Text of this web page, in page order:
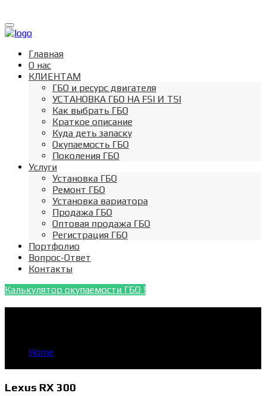
Toggle
navigation
Главная
О нас
КЛИЕНТАМ
ГБО и ресурс двигателя
УСТАНОВКА ГБО НА FSI И TSI
Как выбрать ГБО
Краткое описание
Куда деть запаску
Окупаемость ГБО
Поколения ГБО
Услуги
Установка ГБО
Ремонт ГБО
Установка вариатора
Продажа ГБО
Оптовая продажа ГБО
Регистрация ГБО
Портфолио
Вопрос-Ответ
Контакты
Калькулятор окупаемости ГБО !
Home
Lexus RX 300